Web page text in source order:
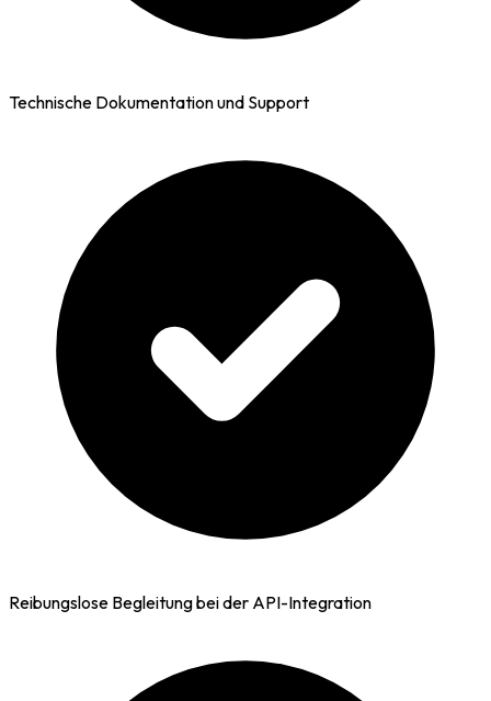
Technische Dokumentation und Support
Reibungslose Begleitung bei der API-Integration